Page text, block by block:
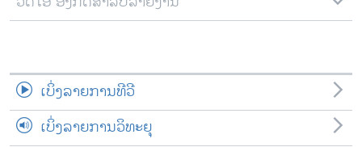
ເບິ່ງລາຍການທີວີ
ເບິ່ງລາຍການວິທະຍຸ